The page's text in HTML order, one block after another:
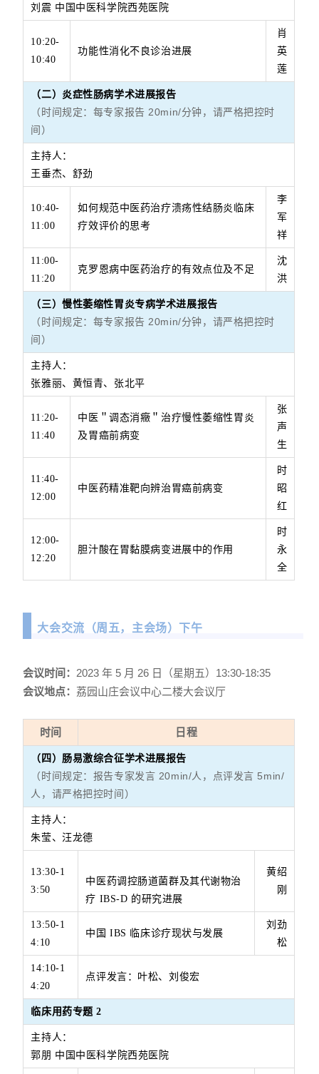
刘震 中国中医科学院西苑医院
10:20-
10:40
功能性消化不良诊治进展
肖
英
莲
（二）炎症性肠病学术进展报告
（时间规定：每专家报告 20min/分钟，请严格把控时
间）
主持人：
王垂杰、舒劲
10:40-
11:00
如何规范中医药治疗溃疡性结肠炎临床
疗效评价的思考
李
军
祥
11:00-
11:20
克罗恩病中医药治疗的有效点位及不足
沈
洪
（三）慢性萎缩性胃炎专病学术进展报告
（时间规定：每专家报告 20min/分钟，请严格把控时
间）
主持人：
张雅丽、黄恒青、张北平
11:20-
11:40
中医＂调态消癥＂治疗慢性萎缩性胃炎
及胃癌前病变
张
声
生
11:40-
12:00
中医药精准靶向辨治胃癌前病变
时
昭
红
12:00-
12:20
胆汁酸在胃黏膜病变进展中的作用
时
永
全
大会交流（周五，主会场）下午
会议时间： 2023 年 5 月 26 日（星期五）13:30-18:35
会议地点： 荔园山庄会议中心二楼大会议厅
时间 日程
（四）肠易激综合征学术进展报告
（时间规定：报告专家发言 20min/人，点评发言 5min/
人，请严格把控时间）
主持人：
朱莹、汪龙德
13:30-1
3:50
中医药调控肠道菌群及其代谢物治
疗 IBS-D 的研究进展
黄绍
刚
13:50-1
4:10
中国IBS 临床诊疗现状与发展
刘劲
松
14:10-1
4:20
点评发言：叶松、刘俊宏
临床用药专题2
主持人：
郭朋 中国中医科学院西苑医院